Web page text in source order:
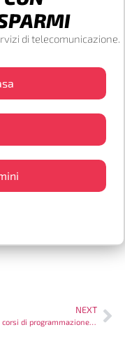
di telecomunicazione.
NEXT
I migliori corsi di programmazione in Ticino